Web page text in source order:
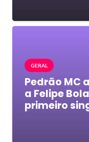
GERAL
Pedrão MC
a Felipe
primeiro